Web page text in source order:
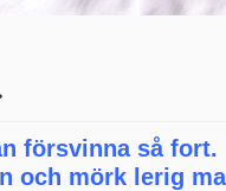
försvinna så fort.
och mörk lerig